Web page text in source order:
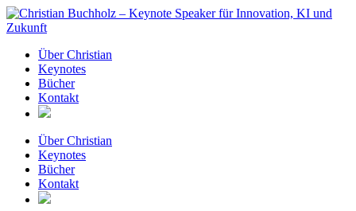
Zum
Inhalt
Über Christian
Keynotes
Bücher
Kontakt
Über Christian
Keynotes
Bücher
Kontakt